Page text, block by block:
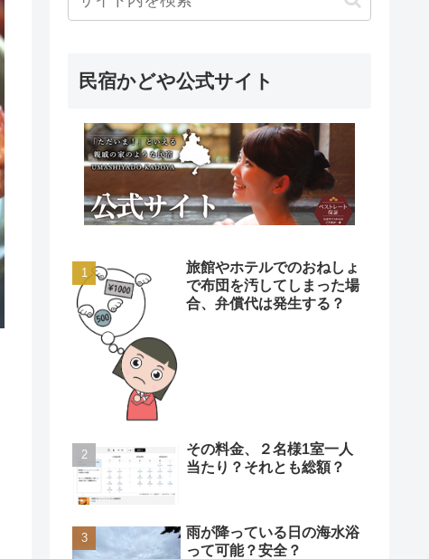
民宿かどや公式サイト
旅館やホテルでのおねしょ
で布団を汚してしまった場
合、弁償代は発生する？
その料金、２名様1室一人
当たり？それとも総額？
雨が降っている日の海水浴
って可能？安全？